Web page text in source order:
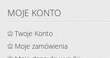
MOJE KONTO
Twoje Konto
Moje zamówienia